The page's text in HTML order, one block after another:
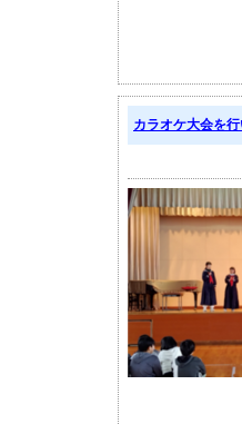
カラオケ大会を